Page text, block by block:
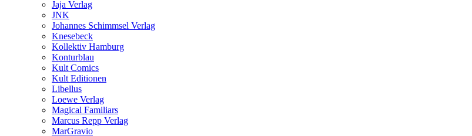
Jaja Verlag
JNK
Johannes Schimmsel Verlag
Knesebeck
Kollektiv Hamburg
Konturblau
Kult Comics
Kult Editionen
Libellus
Loewe Verlag
Magical Familiars
Marcus Repp Verlag
MarGravio